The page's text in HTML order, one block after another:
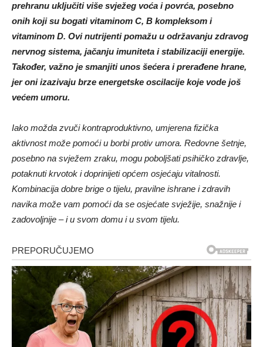
prehranu uključiti više svježeg voća i povrća, posebno
onih koji su bogati vitaminom C, B kompleksom i
vitaminom D. Ovi nutrijenti pomažu u održavanju zdravog
nervnog sistema, jačanju imuniteta i stabilizaciji energije.
Također, važno je smanjiti unos šećera i prerađene hrane,
jer oni izazivaju brze energetske oscilacije koje vode još
većem umoru.
Iako možda zvuči kontraproduktivno, umjerena fizička
aktivnost može pomoći u borbi protiv umora. Redovne šetnje,
posebno na svježem zraku, mogu poboljšati psihičko zdravlje,
potaknuti krvotok i doprinijeti općem osjećaju vitalnosti.
Kombinacija dobre brige o tijelu, pravilne ishrane i zdravih
navika može vam pomoći da se osjećate svježije, snažnije i
zadovoljnije – i u svom domu i u svom tijelu.